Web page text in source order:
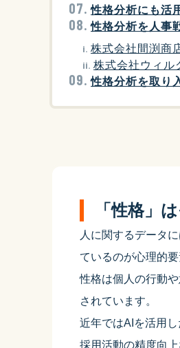
性格分析にも活
性格分析を人事
株式会社間渕商
株式会社ウィル
性格分析を取り
「性格」
人に関するデータ
ているのが心理的要
性格は個人の行動
されています。
近年ではAIを活用
採用活動の精度向